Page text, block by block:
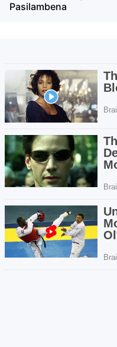
Pasilambena